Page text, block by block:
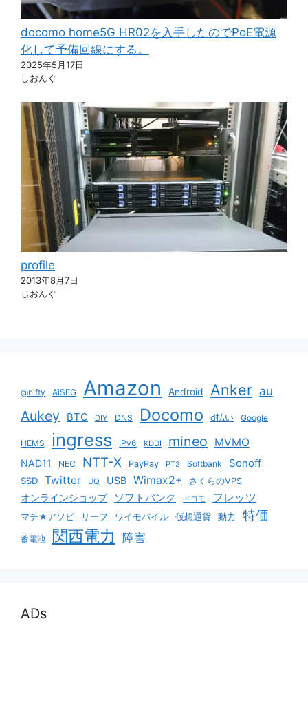
docomo home5G HR02を入手したのでPoE電源
化して予備回線にする。
2025年5月17日
しおんぐ
profile
2013年8月7日
しおんぐ
@nifty AiSEG Amazon Android Anker au
Aukey BTC DIY DNS Docomo d払い Google
HEMS ingress IPv6 KDDI mineo MVMO
NAD11 NEC NTT-X PayPay PT3 Softbank Sonoff
SSD Twitter UQ USB Wimax2+ さくらのVPS
オンラインショップ ソフトバンク ドコモ フレッツ
マチ★アソビ リーフ ワイモバイル 仮想通貨 動力 特価
蓄電池 関西電力 障害
ADs